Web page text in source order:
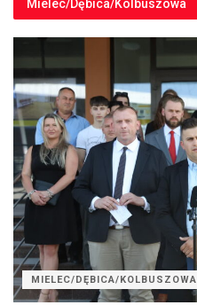
Mielec/Dębica/Kolbuszowa
MIELEC/DĘBICA/KOLBUSZOWA